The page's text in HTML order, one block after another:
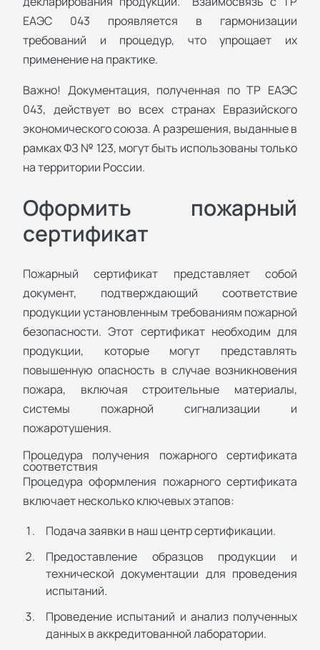
ЕАЭС 043 проявляется в гармонизации
требований и процедур, что упрощает их
применение на практике.
Важно! Документация, полученная по ТР ЕАЭС
043, действует во всех странах Евразийского
экономического союза. А разрешения, выданные в
рамках ФЗ № 123, могут быть использованы только
на территории России.
Оформить пожарный
сертификат
Пожарный сертификат представляет собой
документ, подтверждающий соответствие
продукции установленным требованиям пожарной
безопасности. Этот сертификат необходим для
продукции, которые могут представлять
повышенную опасность в случае возникновения
пожара, включая строительные материалы,
системы пожарной сигнализации и
пожаротушения.
Процедура получения пожарного сертификата
соответствия
Процедура оформления пожарного сертификата
включает несколько ключевых этапов:
Подача заявки в наш центр сертификации.
Предоставление образцов продукции и
технической документации для проведения
испытаний.
Проведение испытаний и анализ полученных
данных в аккредитованной лаборатории.